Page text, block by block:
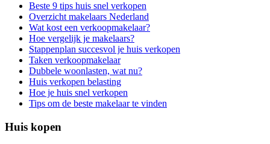
Beste 9 tips huis snel verkopen
Overzicht makelaars Nederland
Wat kost een verkoopmakelaar?
Hoe vergelijk je makelaars?
Stappenplan succesvol je huis verkopen
Taken verkoopmakelaar
Dubbele woonlasten, wat nu?
Huis verkopen belasting
Hoe je huis snel verkopen
Tips om de beste makelaar te vinden
Huis kopen